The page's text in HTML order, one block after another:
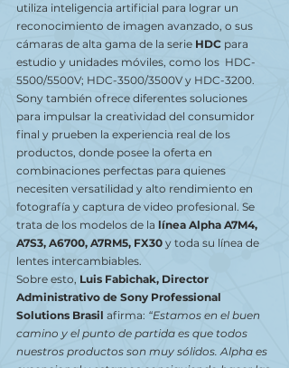
utiliza inteligencia artificial para lograr un
reconocimiento de imagen avanzado, o sus
cámaras de alta gama de la serie HDC para
estudio y unidades móviles, como los  HDC-
5500/5500V; HDC-3500/3500V y HDC-3200.
Sony también ofrece diferentes soluciones
para impulsar la creatividad del consumidor
final y prueben la experiencia real de los
productos, donde posee la oferta en
combinaciones perfectas para quienes
necesiten versatilidad y alto rendimiento en
fotografía y captura de video profesional. Se
trata de los modelos de la línea Alpha A7M4,
A7S3, A6700, A7RM5, FX30 y toda su línea de
lentes intercambiables.
Sobre esto, Luis Fabichak, Director
Administrativo de Sony Professional
Solutions Brasil afirma: “Estamos en el buen
camino y el punto de partida es que todos
nuestros productos son muy sólidos. Alpha es